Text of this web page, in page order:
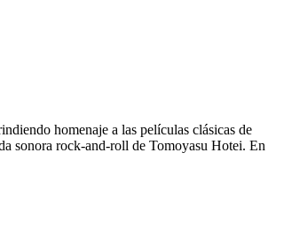
homenaje a las películas clásicas de
sonora rock-and-roll de Tomoyasu Hotei. En